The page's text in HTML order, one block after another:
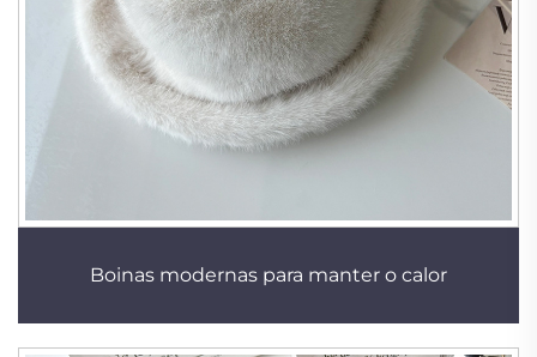
Boinas modernas para manter o calor